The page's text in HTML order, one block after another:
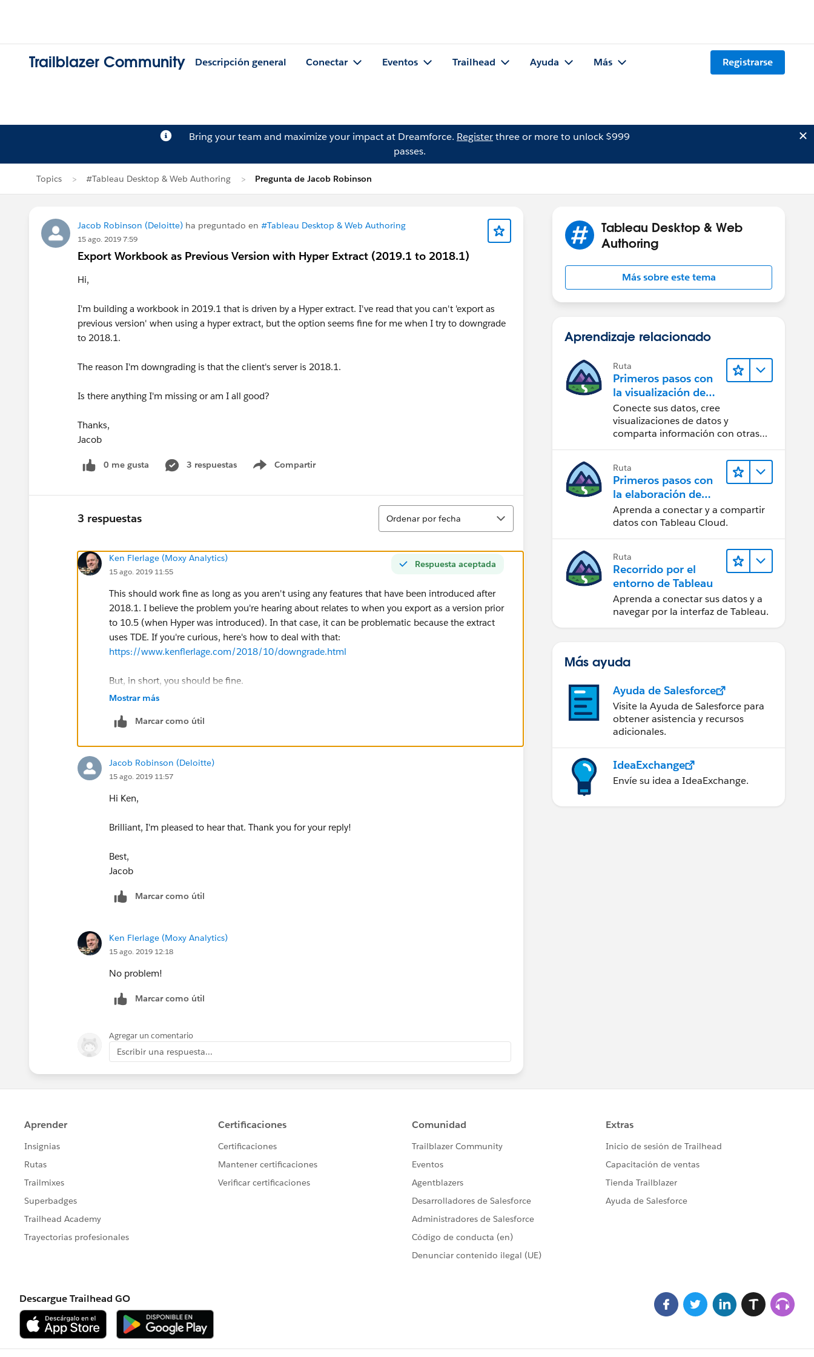
Trailblazer Community Descripción general Conectar Eventos Trailhead Ayuda Más Registrarse
Bring your team and maximize your impact at Dreamforce. Registerthree or more to unlock $999
passes.
Topics #Tableau Desktop & Web Authoring Pregunta de Jacob Robinson
Jacob Robinson (Deloitte) ha preguntado en #Tableau Desktop & Web Authoring
15 ago. 2019 7:59
Export Workbook as Previous Version with Hyper Extract (2019.1 to 2018.1)
Hi,
I'm building a workbook in 2019.1 that is driven by a Hyper extract. I've read that you can't 'export as
previous version' when using a hyper extract, but the option seems fine for me when I try to downgrade
to 2018.1.
The reason I'm downgrading is that the client's server is 2018.1.
Is there anything I'm missing or am I all good?
Thanks,
Jacob
0 me gusta 3 respuestas Compartir
Show menu
3 respuestas
Ordenar
Ordenar por fecha
Respuesta aceptada
Ken Flerlage (Moxy Analytics)
15 ago. 2019 11:55
This should work fine as long as you aren't using any features that have been introduced after
2018.1. I believe the problem you're hearing about relates to when you export as a version prior
to 10.5 (when Hyper was introduced). In that case, it can be problematic because the extract
uses TDE. If you're curious, here's how to deal with that:
https://www.kenflerlage.com/2018/10/downgrade.html
But, in short, you should be fine.
Mostrar más
Marcar como útil
Jacob Robinson (Deloitte)
15 ago. 2019 11:57
Hi Ken,
Brilliant, I'm pleased to hear that. Thank you for your reply!
Best,
Jacob
Marcar como útil
Ken Flerlage (Moxy Analytics)
15 ago. 2019 12:18
No problem!
Marcar como útil
Agregar un comentario
Escribir una respuesta...
Tableau Desktop & Web
Authoring
Más sobre este tema
Aprendizaje relacionado
Ruta
Primeros pasos con
la visualización de
datos en Tableau
Desktop
Conecte sus datos, cree
visualizaciones de datos y
comparta información con otras
Ruta
Primeros pasos con
la elaboración de
contenido web en
Tableau Cloud
Aprenda a conectar y a compartir
datos con Tableau Cloud.
Ruta
Recorrido por el
entorno de Tableau
Aprenda a conectar sus datos y a
navegar por la interfaz de Tableau.
Más ayuda
Ayuda de Salesforce
Visite la Ayuda de Salesforce para
obtener asistencia y recursos
adicionales.
IdeaExchange
Envíe su idea a IdeaExchange.